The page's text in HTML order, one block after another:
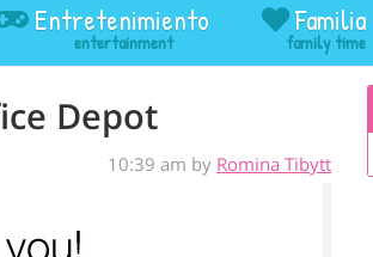
Entretenimiento Familia
Depot
10:39 am by Romina Tibytt